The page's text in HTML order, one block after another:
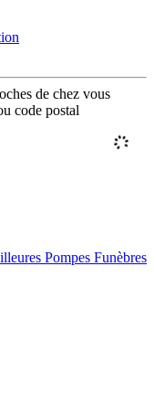
de chez vous
code postal
Pompes Funèbres